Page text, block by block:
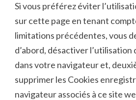
Si vous préférez éviter
sur cette page en tenant
limitations précédentes, vous
d’abord, désactiver l’utilisation
dans votre navigateur et,
supprimer les Cookies
navigateur associés à ce site